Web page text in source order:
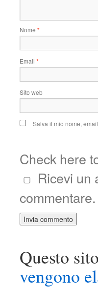
Nome *
Email *
Sito web
Salva il mio nome,
Check here
Ricevi un
commentare.
Questo
vengono